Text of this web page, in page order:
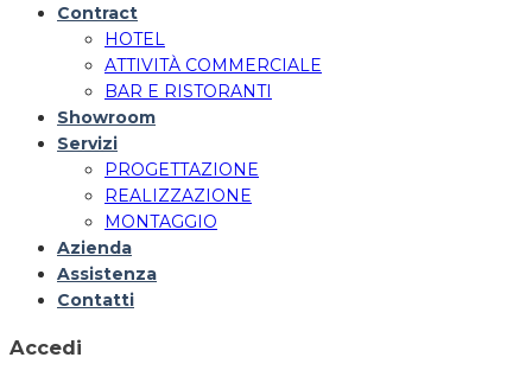
Contract
HOTEL
ATTIVITÀ COMMERCIALE
BAR E RISTORANTI
Showroom
Servizi
PROGETTAZIONE
REALIZZAZIONE
MONTAGGIO
Azienda
Assistenza
Contatti
Accedi